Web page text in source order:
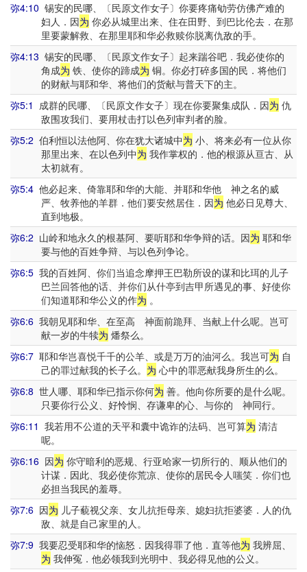
弥4:10 锡安的民哪、〔民原文作女子〕你要疼痛劬劳仿佛产难的
妇人．因为 你必从城里出来、住在田野、到巴比伦去．在那
里要蒙解救、在那里耶和华必救赎你脱离仇敌的手。
弥4:13 锡安的民哪、〔民原文作女子〕起来踹谷吧．我必使你的
角成为 铁、使你的蹄成为 铜。你必打碎多国的民．将他们
的财献与耶和华、将他们的货献与普天下的主。
弥5:1 成群的民哪、〔民原文作女子〕现在你要聚集成队．因为 仇
敌围攻我们、要用杖击打以色列审判者的脸。
弥5:2 伯利恒以法他阿、你在犹大诸城中为 小、将来必有一位从你
那里出来、在以色列中为 我作掌权的．他的根源从亘古、从
太初就有。
弥5:4 他必起来、倚靠耶和华的大能、并耶和华他 神之名的威
严、牧养他的羊群．他们要安然居住．因为 他必日见尊大、
直到地极。
弥6:2 山岭和地永久的根基阿、要听耶和华争辩的话。因为 耶和华
要与他的百姓争辩、与以色列争论。
弥6:5 我的百姓阿、你们当追念摩押王巴勒所设的谋和比珥的儿子
巴兰回答他的话、并你们从什亭到吉甲所遇见的事、好使你
们知道耶和华公义的作为 。
弥6:6 我朝见耶和华、在至高 神面前跪拜、当献上什么呢。岂可
献一岁的牛犊为 燔祭么。
弥6:7 耶和华岂喜悦千千的公羊、或是万万的油河么。我岂可为 自
己的罪过献我的长子么。 为 心中的罪恶献我身所生的么。
弥6:8 世人哪、耶和华已指示你何为 善。他向你所要的是什么呢。
只要你行公义、好怜悯、存谦卑的心、与你的 神同行。
弥6:11 我若用不公道的天平和囊中诡诈的法码、岂可算为 清洁
呢。
弥6:16 因为 你守暗利的恶规、行亚哈家一切所行的、顺从他们的
计谋．因此、我必使你荒凉、使你的居民令人嗤笑．你们也
必担当我民的羞辱。
弥7:6 因为 儿子藐视父亲、女儿抗拒母亲、媳妇抗拒婆婆．人的仇
敌、就是自己家里的人。
弥7:9 我要忍受耶和华的恼怒．因我得罪了他．直等他为 我辨屈、
为 我伸冤．他必领我到光明中、我必得见他的公义。